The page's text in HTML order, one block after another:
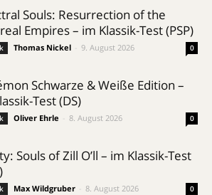
Souls: Resurrection of the
Empires – im Klassik-Test (PSP)
Thomas Nickel 9. August 2026 0
Schwarze & Weiße Edition –
Test (DS)
Oliver Ehrle 8. August 2026 0
Souls of Zill O’ll – im Klassik-Test
Max Wildgruber 8. August 2026 0